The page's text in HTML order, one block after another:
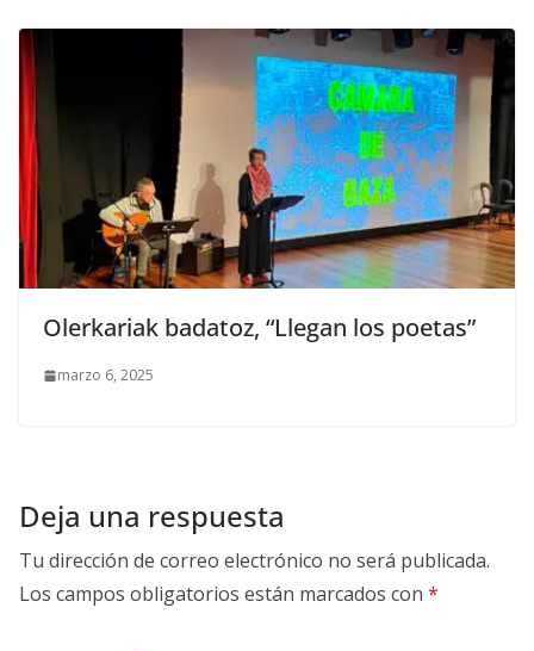
Olerkariak badatoz, “Llegan los poetas”
marzo 6, 2025
Deja una respuesta
Tu dirección de correo electrónico no será publicada.
Los campos obligatorios están marcados con *